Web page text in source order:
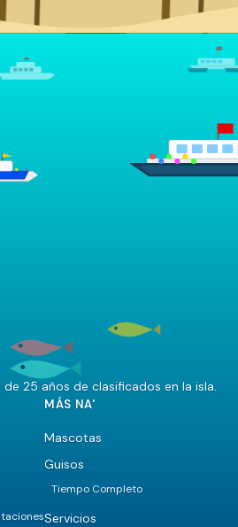
25 años de clasificados en la isla.
MÁS NA'
Mascotas
Guisos
Tiempo Completo
Servicios